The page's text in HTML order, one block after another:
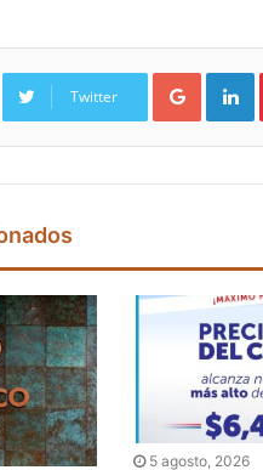
Twitter
Google+ LinkedIn
5 agosto, 2026